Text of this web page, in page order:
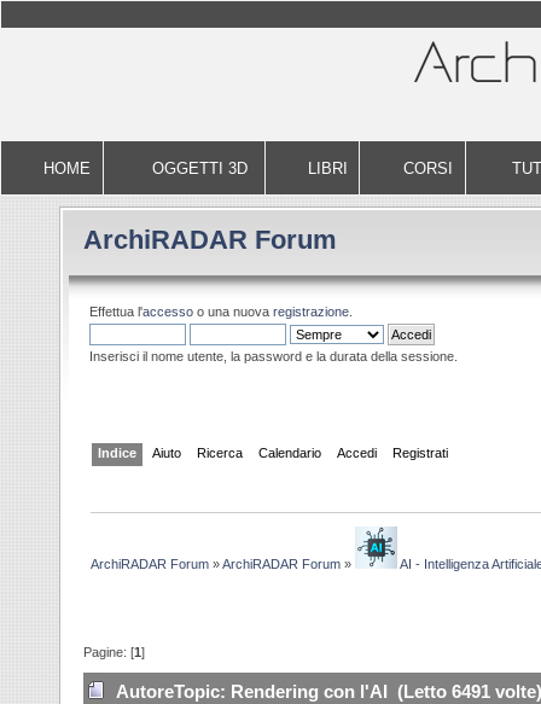
HOME OGGETTI 3D LIBRI CORSI
ArchiRADAR Forum
Effettua l'accesso o una nuova registrazione.
Inserisci il nome utente, la password e la durata della sessione.
Indice Aiuto Ricerca Calendario Accedi Registrati
ArchiRADAR Forum »ArchiRADAR Forum » AI - Intelligenza
Pagine: [1]
AutoreTopic: Rendering con l'AI (Letto 6491